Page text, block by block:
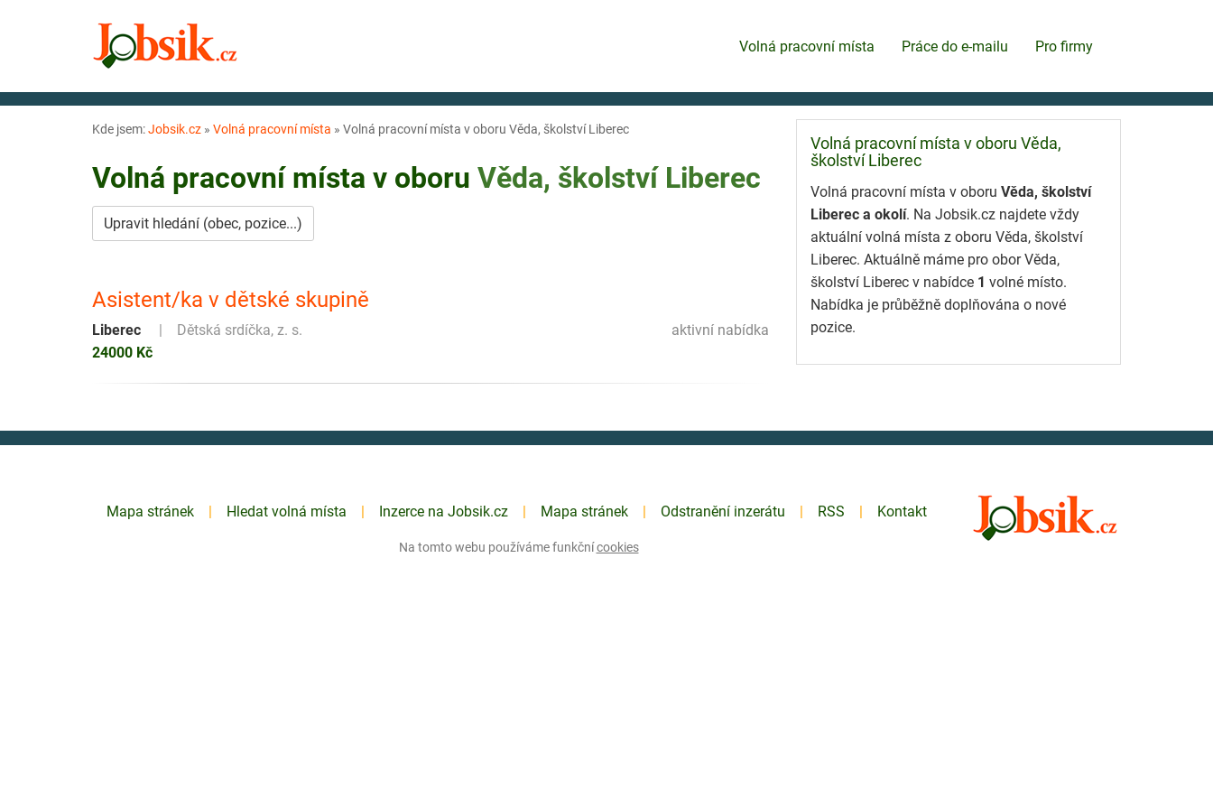
Volná pracovní místa Práce do e-mailu Pro firmy
Kde jsem:Jobsik.cz » Volná pracovní místa » Volná pracovní místa v oboru Věda, školství Liberec
Volná pracovní místa v oboru Věda, školství Liberec
Upravit hledání (obec, pozice...)
Asistent/ka v dětské skupině
aktivní nabídka
Liberec
Dětská srdíčka, z. s.
24000 Kč
Volná pracovní místa v oboru Věda,
školství Liberec
Volná pracovní místa v oboru Věda, školství
Liberec a okolí. Na Jobsik.cz najdete vždy
aktuální volná místa z oboru Věda, školství
Liberec. Aktuálně máme pro obor Věda,
školství Liberec v nabídce 1 volné místo.
Nabídka je průběžně doplňována o nové
pozice.
Mapa stránek Hledat volná místa Inzerce na Jobsik.cz Mapa stránek Odstranění inzerátu RSS Kontakt
Na tomto webu používáme funkčnícookies